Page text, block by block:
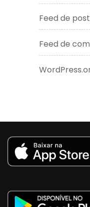
Feed de
Feed de